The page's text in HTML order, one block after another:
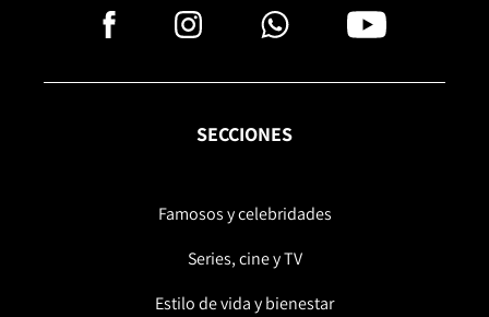
SECCIONES
Famosos y celebridades
Series, cine y TV
Estilo de vida y bienestar